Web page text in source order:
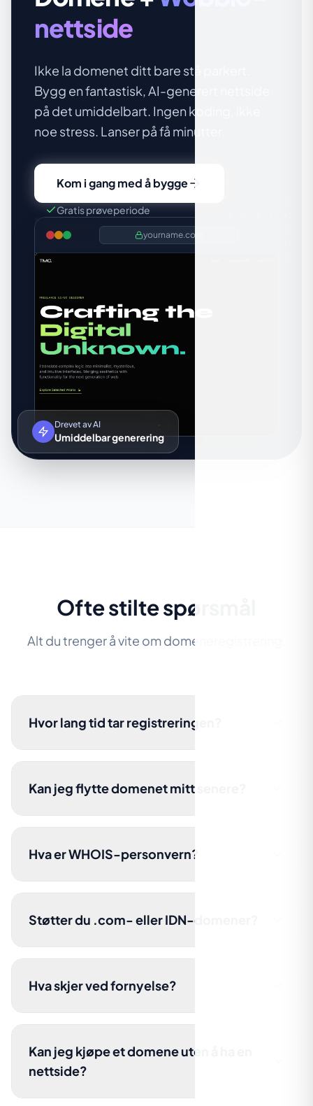
nettside
Ikke la domenet ditt bare stå parkert.
Bygg en fantastisk, AI-generert nettside
på det umiddelbart. Ingen koding, ikke
noe stress. Lanser på få minutter.
Kom i gang med å bygge
Gratis prøveperiode
yourname.com
Drevet av AI
Umiddelbar generering
Ofte stilte spørsmål
Alt du trenger å vite om domeneregistrering.
Hvor lang tid tar registreringen?
Kan jeg flytte domenet mitt senere?
Hva er WHOIS-personvern?
Støtter du .com- eller IDN-domener?
Hva skjer ved fornyelse?
Kan jeg kjøpe et domene uten å ha en
nettside?